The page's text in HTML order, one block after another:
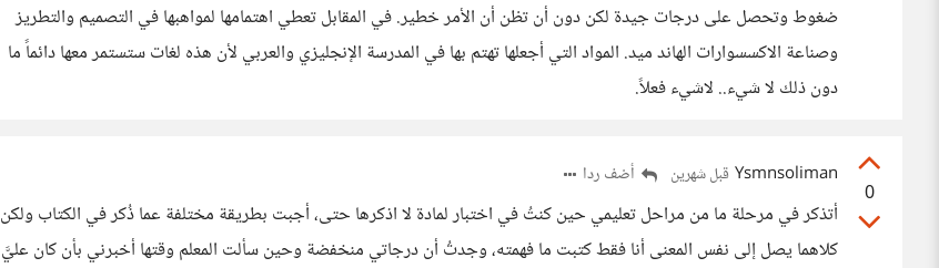
ضغوط وتحصل على درجات جيدة لكن دون أن تظن أن الأمر خطير. في المقابل تعطي اهتمامها لمواهبها في التصميم والتطريز
وصناعة الاكسسوارات الهاند ميد. المواد التي أجعلها تهتم بها في المدرسة الإنجليزي والعربي لأن هذه لغات ستستمر معها دائماً ما
دون ذلك لا شيء.. لاشيء فعلاً.
0
Ysmnsoliman قبل شهرين أضف ردا
أتذكر في مرحلة ما من مراحل تعليمي حين كنتُ في اختبار لمادة لا اذكرها حتى، أجبت بطريقة مختلفة عما ذُكر في الكتاب ولكن
كلاهما يصل إلى نفس المعنى أنا فقط كتبت ما فهمته، وجدتُ أن درجاتي منخفضة وحين سألت المعلم وقتها أخبرني بأن كان عليَّ